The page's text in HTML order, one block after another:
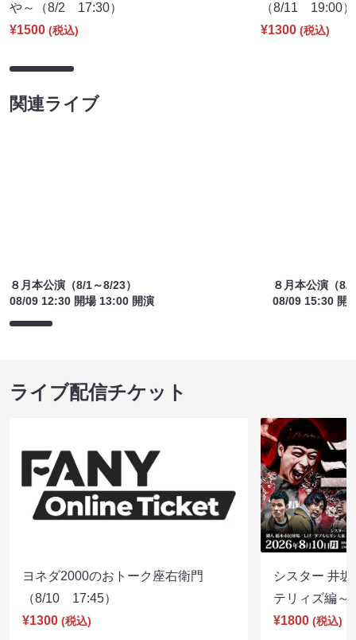
や～（8/2 17:30）
¥1500 (税込)
（8/11 19:00）
¥1300 (税込)
関連ライブ
８月本公演（8/1～8/23）
08/09 12:30 開場 13:00 開演
８月本公演（8/
08/09 15:30 開
ライブ配信チケット
ヨネダ2000のおトーク座右衛門
（8/10 17:45）
¥1300 (税込)
シスター 井
テリィズ編
¥1800 (税込)